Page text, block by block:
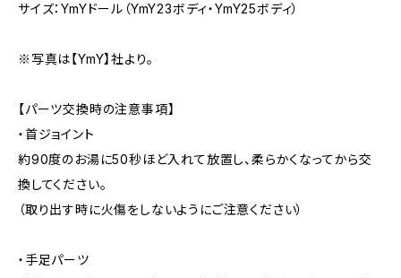
サイズ：YmYドール（YmY23ボディ・YmY25ボディ）
※写真は【YmY】社より。
【パーツ交換時の注意事項】
・首ジョイント
約90度のお湯に50秒ほど入れて放置し、柔らかくなってから交
換してください。
（取り出す時に火傷をしないようにご注意ください）
・手足パーツ